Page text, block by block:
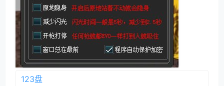
123盘